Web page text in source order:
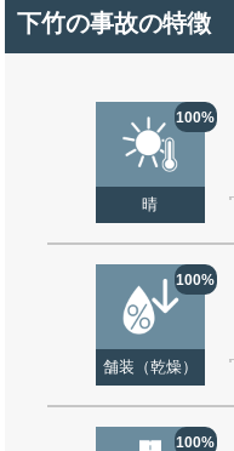
下竹の事故の特徴
100%
晴
100%
舗装（乾燥）
100%